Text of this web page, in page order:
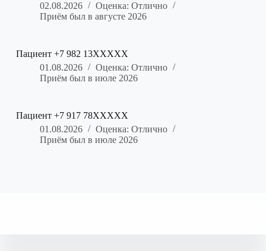
02.08.2026
Оценка: Отлично
Приём был в августе 2026
Пациент +7 982 13XXXXX
01.08.2026
Оценка: Отлично
Приём был в июле 2026
Пациент +7 917 78XXXXX
01.08.2026
Оценка: Отлично
Приём был в июле 2026